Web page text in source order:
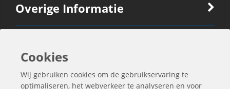
Overige Informatie
Ook Interessant
Cookies
Wij gebruiken cookies om de gebruikservaring te
optimaliseren, het webverkeer te analyseren en voor